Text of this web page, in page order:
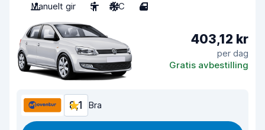
Manuelt gir
5 A/C 4
403,12 kr
per dag
Gratis avbestilling
8,1 Bra